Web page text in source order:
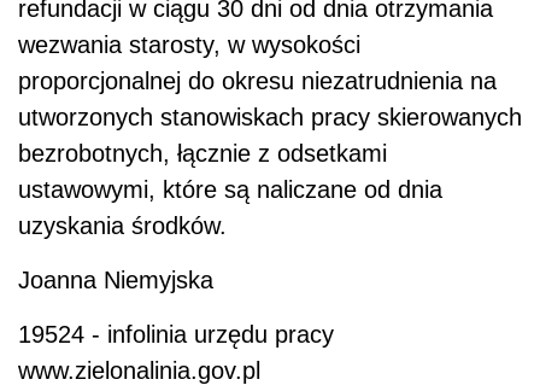
refundacji w ciągu 30 dni od dnia otrzymania
wezwania starosty, w wysokości
proporcjonalnej do okresu niezatrudnienia na
utworzonych stanowiskach pracy skierowanych
bezrobotnych, łącznie z odsetkami
ustawowymi, które są naliczane od dnia
uzyskania środków.
Joanna Niemyjska
19524 - infolinia urzędu pracy
www.zielonalinia.gov.pl